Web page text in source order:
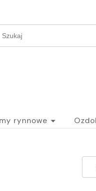
rynnowe